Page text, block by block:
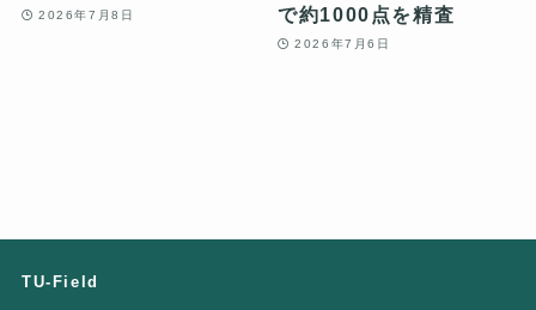
2026年7月8日
で約1000点を精査
2026年7月6日
TU-Field